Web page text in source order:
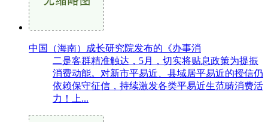
中国（海南）成长研究院发布的《办事消
二是客群精准触达，5月，切实将贴息政策为提振
消费动能。对新市平易近、县域居平易近的授信仍
依赖保守征信，持续激发各类平易近生范畴消费活
力！上...